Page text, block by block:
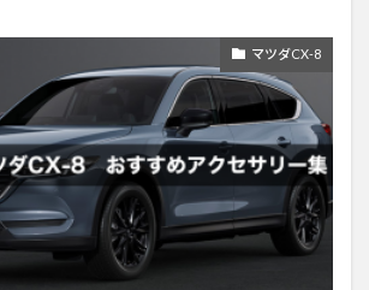
マツダCX-8